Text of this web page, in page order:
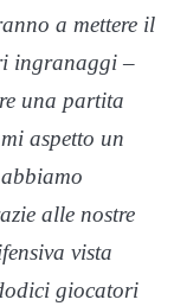
a mettere il
ingranaggi –
una partita
aspetto un
alle nostre
vista
giocatori